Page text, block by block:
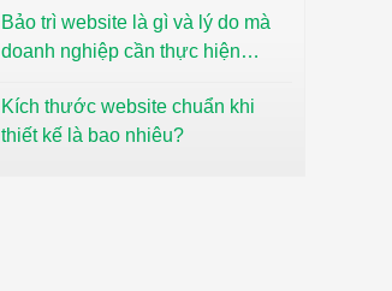
Bảo trì website là gì và lý do mà
doanh nghiệp cần thực hiện
Kích thước website chuẩn khi
thiết kế là bao nhiêu?